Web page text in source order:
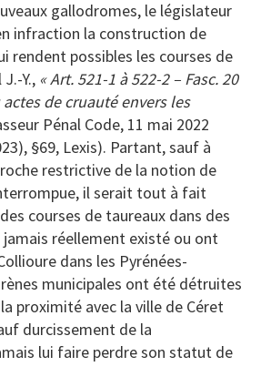
gallodromes, le législateur
infraction la construction de
rendent possibles les courses de
Y., « Art. 521-1 à 522-2 – Fasc. 20
actes de cruauté envers les
Pénal Code, 11 mai 2022
§69, Lexis). Partant, sauf à
restrictive de la notion de
il serait tout à fait
courses de taureaux dans des
jamais réellement existé ou ont
dans les Pyrénées-
municipales ont été détruites
proximité avec la ville de Céret
durcissement de la
lui faire perdre son statut de